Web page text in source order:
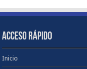
ACCESO RÁPIDO
Inicio